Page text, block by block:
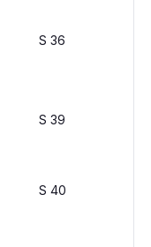
S 36
S 39
S 40